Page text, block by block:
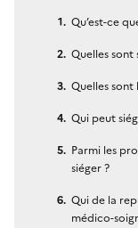
Qu’est-ce
Quelles sont
Quelles sont
Qui peut
Parmi les
siéger ?
Qui de la
médico-